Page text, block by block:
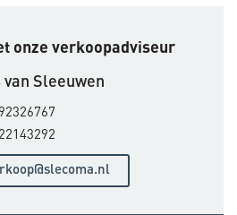
onze verkoopadviseur
van Sleeuwen